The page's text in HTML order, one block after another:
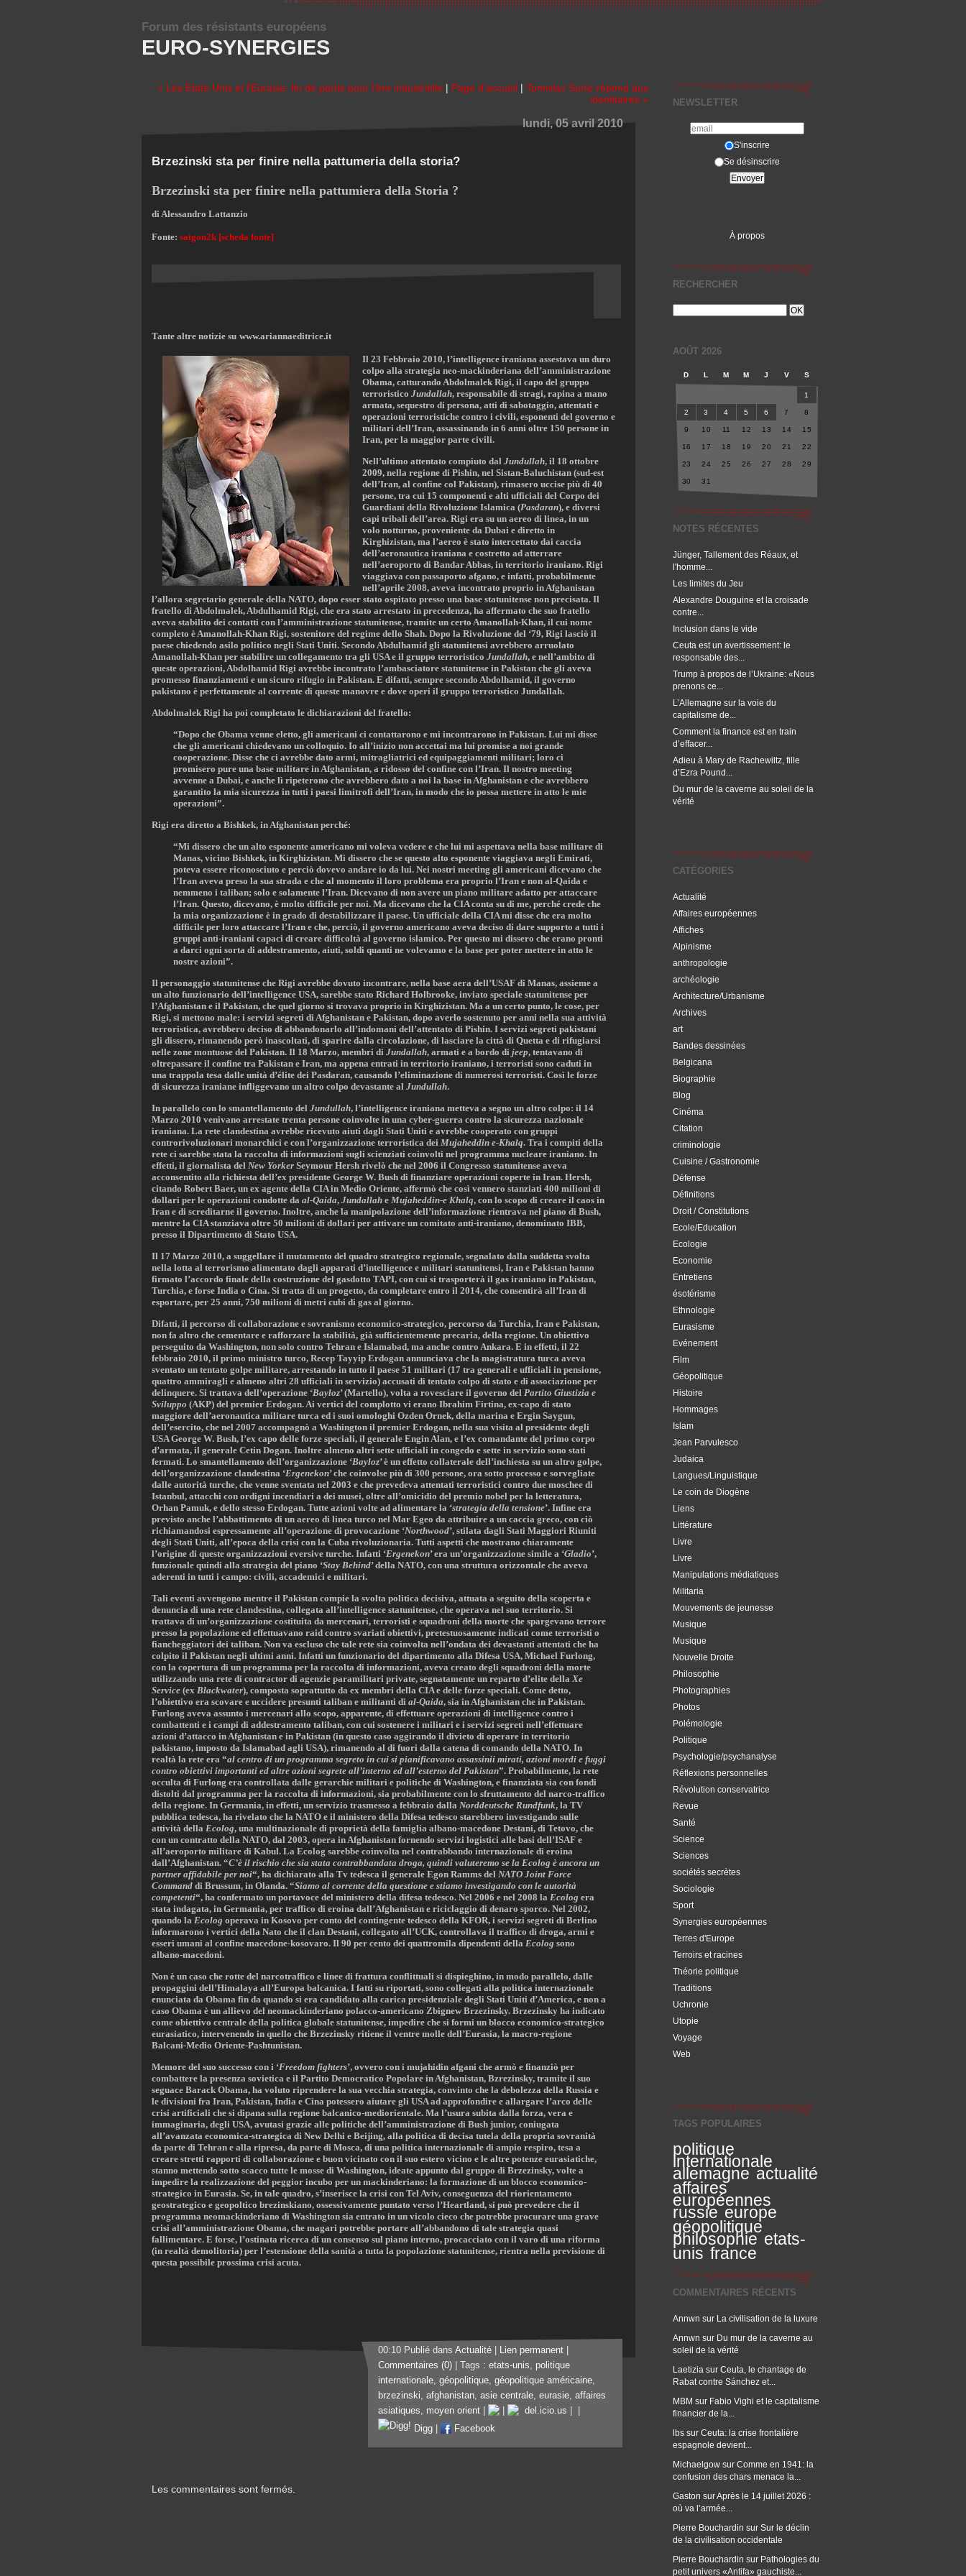
EURO-SYNERGIES
Forum des résistants européens
NEWSLETTER
S'inscrire
Se désinscrire
À propos
RECHERCHER
AOÛT 2026
D L M M J V S
1
2 3 4 5 6 7 8
9 10 11 12 13 14 15
16 17 18 19 20 21 22
23 24 25 26 27 28 29
30 31
NOTES RÉCENTES
Jünger, Tallement des Réaux, et
l'homme...
Les limites du Jeu
Alexandre Douguine et la croisade
contre...
Inclusion dans le vide
Ceuta est un avertissement: le
responsable des...
Trump à propos de l’Ukraine: «Nous
prenons ce...
L’Allemagne sur la voie du
capitalisme de...
Comment la finance est en train
d’effacer...
Adieu à Mary de Rachewiltz, fille
d’Ezra Pound...
Du mur de la caverne au soleil de la
vérité
CATÉGORIES
Actualité
Affaires européennes
Affiches
Alpinisme
anthropologie
archéologie
Architecture/Urbanisme
Archives
art
Bandes dessinées
Belgicana
Biographie
Blog
Cinéma
Citation
criminologie
Cuisine / Gastronomie
Défense
Définitions
Droit / Constitutions
Ecole/Education
Ecologie
Economie
Entretiens
ésotérisme
Ethnologie
Eurasisme
Evénement
Film
Géopolitique
Histoire
Hommages
Islam
Jean Parvulesco
Judaica
Langues/Linguistique
Le coin de Diogène
Liens
Littérature
Livre
Livre
Manipulations médiatiques
Militaria
Mouvements de jeunesse
Musique
Musique
Nouvelle Droite
Philosophie
Photographies
Photos
Polémologie
Politique
Psychologie/psychanalyse
Réflexions personnelles
Révolution conservatrice
Revue
Santé
Science
Sciences
sociétés secrètes
Sociologie
Sport
Synergies européennes
Terres d'Europe
Terroirs et racines
Théorie politique
Traditions
Uchronie
Utopie
Voyage
Web
TAGS POPULAIRES
politique
internationale
allemagne actualité
affaires
européennes
russie europe
géopolitique
philosophie etats-
unis france
COMMENTAIRES RÉCENTS
Annwn sur La civilisation de la luxure
Annwn sur Du mur de la caverne au
soleil de la vérité
Laetizia sur Ceuta, le chantage de
Rabat contre Sánchez et...
MBM sur Fabio Vighi et le capitalisme
financier de la...
lbs sur Ceuta: la crise frontalière
espagnole devient...
Michaelgow sur Comme en 1941: la
confusion des chars menace la...
Gaston surAprès le 14 juillet 2026 :
où va l’armée...
Pierre Bouchardin sur Sur le déclin
de la civilisation occidentale
Pierre Bouchardin sur Pathologies du
petit univers «Antifa» gauchiste...
« Les Etats-Unis et l'Eurasie: fin de partie pour l'ère industrielle | Page d'accueil | Tomislav Sunic répond aux
identitaires »
lundi, 05 avril 2010
Brzezinski sta per finire nella pattumeria della storia?
Brzezinski sta per finire nella pattumiera della Storia ?
di Alessandro Lattanzio
Fonte: saigon2k [scheda fonte]
Tante altre notizie su www.ariannaeditrice.it
Il 23 Febbraio 2010, l’intelligence iraniana assestava un duro
colpo alla strategia neo-mackinderiana dell’amministrazione
Obama, catturando Abdolmalek Rigi, il capo del gruppo
terroristicoJundallah, responsabile di stragi, rapina a mano
armata, sequestro di persona, atti di sabotaggio, attentati e
operazioni terroristiche contro i civili, esponenti del governo e
militari dell’Iran, assassinando in 6 anni oltre 150 persone in
Iran, per la maggior parte civili.
Nell’ultimo attentato compiuto dalJundullah, il 18 ottobre
2009, nella regione di Pishin, nel Sistan-Baluchistan (sud-est
dell’Iran, al confine col Pakistan), rimasero uccise più di 40
persone, tra cui 15 componenti e alti ufficiali del Corpo dei
Guardiani della Rivoluzione Islamica (Pasdaran), e diversi
capi tribali dell’area. Rigi era su un aereo di linea, in un
volo notturno, proveniente da Dubai e diretto in
Kirghizistan, ma l’aereo è stato intercettato dai caccia
dell’aeronautica iraniana e costretto ad atterrare
nell’aeroporto di Bandar Abbas, in territorio iraniano. Rigi
viaggiava con passaporto afgano, e infatti, probabilmente
nell’aprile 2008, aveva incontrato proprio in Afghanistan
l’allora segretario generale della NATO, dopo esser stato ospitato presso una base statunitense non precisata. Il
fratello di Abdolmalek, Abdulhamid Rigi, che era stato arrestato in precedenza, ha affermato che suo fratello
aveva stabilito dei contatti con l’amministrazione statunitense, tramite un certo Amanollah-Khan, il cui nome
completo è Amanollah-Khan Rigi, sostenitore del regime dello Shah. Dopo la Rivoluzione del ‘79, Rigi lasciò il
paese chiedendo asilo politico negli Stati Uniti. Secondo Abdulhamid gli statunitensi avrebbero arruolato
Amanollah-Khan per stabilire un collegamento tra gli USA e il gruppo terroristico Jundallah, e nell’ambito di
queste operazioni, Abdolhamid Rigi avrebbe incontrato l’ambasciatore statunitense in Pakistan che gli aveva
promesso finanziamenti e un sicuro rifugio in Pakistan. E difatti, sempre secondo Abdolhamid, il governo
pakistano è perfettamente al corrente di queste manovre e dove operi il gruppo terroristico Jundallah.
Abdolmalek Rigi ha poi completato le dichiarazioni del fratello:
“Dopo che Obama venne eletto, gli americani ci contattarono e mi incontrarono in Pakistan. Lui mi disse
che gli americani chiedevano un colloquio. Io all’inizio non accettai ma lui promise a noi grande
cooperazione. Disse che ci avrebbe dato armi, mitragliatrici ed equipaggiamenti militari; loro ci
promisero pure una base militare in Afghanistan, a ridosso del confine con l’Iran. Il nostro meeting
avvenne a Dubai, e anche lì ripeterono che avrebbero dato a noi la base in Afghanistan e che avrebbero
garantito la mia sicurezza in tutti i paesi limitrofi dell’Iran, in modo che io possa mettere in atto le mie
operazioni”.
Rigi era diretto a Bishkek, in Afghanistan perché:
“Mi dissero che un alto esponente americano mi voleva vedere e che lui mi aspettava nella base militare di
Manas, vicino Bishkek, in Kirghizistan. Mi dissero che se questo alto esponente viaggiava negli Emirati,
poteva essere riconosciuto e perciò dovevo andare io da lui. Nei nostri meeting gli americani dicevano che
l’Iran aveva preso la sua strada e che al momento il loro problema era proprio l’Iran e non al-Qaida e
nemmeno i taliban; solo e solamente l’Iran. Dicevano di non avere un piano militare adatto per attaccare
l’Iran. Questo, dicevano, è molto difficile per noi. Ma dicevano che la CIA conta su di me, perché crede che
la mia organizzazione è in grado di destabilizzare il paese. Un ufficiale della CIA mi disse che era molto
difficile per loro attaccare l’Iran e che, perciò, il governo americano aveva deciso di dare supporto a tutti i
gruppi anti-iraniani capaci di creare difficoltà al governo islamico. Per questo mi dissero che erano pronti
a darci ogni sorta di addestramento, aiuti, soldi quanti ne volevamo e la base per poter mettere in atto le
nostre azioni”.
Il personaggio statunitense che Rigi avrebbe dovuto incontrare, nella base aera dell’USAF di Manas, assieme a
un alto funzionario dell’intelligence USA, sarebbe stato Richard Holbrooke, inviato speciale statunitense per
l’Afghanistan e il Pakistan, che quel giorno si trovava proprio in Kirghizistan. Ma a un certo punto, le cose, per
Rigi, si mettono male: i servizi segreti di Afghanistan e Pakistan, dopo averlo sostenuto per anni nella sua attività
terroristica, avrebbero deciso di abbandonarlo all’indomani dell’attentato di Pishin. I servizi segreti pakistani
gli dissero, rimanendo però inascoltati, di sparire dalla circolazione, di lasciare la città di Quetta e di rifugiarsi
nelle zone montuose del Pakistan. Il 18 Marzo, membri di Jundallah, armati e a bordo di jeep, tentavano di
oltrepassare il confine tra Pakistan e Iran, ma appena entrati in territorio iraniano, i terroristi sono caduti in
una trappola tesa dalle unità d’élite dei Pasdaran, causando l’eliminazione di numerosi terroristi. Così le forze
di sicurezza iraniane infliggevano un altro colpo devastante al Jundullah.
In parallelo con lo smantellamento del Jundullah, l’intelligence iraniana metteva a segno un altro colpo: il 14
Marzo 2010 venivano arrestate trenta persone coinvolte in una cyber-guerra contro la sicurezza nazionale
iraniana. La rete clandestina avrebbe ricevuto aiuti dagli Stati Uniti e avrebbe cooperato con gruppi
controrivoluzionari monarchici e con l’organizzazione terroristica dei Mujaheddin e-Khalq. Tra i compiti della
rete ci sarebbe stata la raccolta di informazioni sugli scienziati coinvolti nel programma nucleare iraniano. In
effetti, il giornalista del New Yorker Seymour Hersh rivelò che nel 2006 il Congresso statunitense aveva
acconsentito alla richiesta dell’ex presidente George W. Bush di finanziare operazioni coperte in Iran. Hersh,
citando Robert Baer, un ex agente della CIA in Medio Oriente, affermò che così vennero stanziati 400 milioni di
dollari per le operazioni condotte da al-Qaida, Jundallah e Mujaheddin-e Khalq, con lo scopo di creare il caos in
Iran e di screditarne il governo. Inoltre, anche la manipolazione dell’informazione rientrava nel piano di Bush,
mentre la CIA stanziava oltre 50 milioni di dollari per attivare un comitato anti-iraniano, denominato IBB,
presso il Dipartimento di Stato USA.
Il 17 Marzo 2010, a suggellare il mutamento del quadro strategico regionale, segnalato dalla suddetta svolta
nella lotta al terrorismo alimentato dagli apparati d’intelligence e militari statunitensi, Iran e Pakistan hanno
firmato l’accordo finale della costruzione del gasdotto TAPI, con cui si trasporterà il gas iraniano in Pakistan,
Turchia, e forse India o Cina. Si tratta di un progetto, da completare entro il 2014, che consentirà all’Iran di
esportare, per 25 anni, 750 milioni di metri cubi di gas al giorno.
Difatti, il percorso di collaborazione e sovranismo economico-strategico, percorso da Turchia, Iran e Pakistan,
non fa altro che cementare e rafforzare la stabilità, già sufficientemente precaria, della regione. Un obiettivo
perseguito da Washington, non solo contro Tehran e Islamabad, ma anche contro Ankara. E in effetti, il 22
febbraio 2010, il primo ministro turco, Recep Tayyip Erdogan annunciava che la magistratura turca aveva
sventato un tentato golpe militare, arrestando in tutto il paese 51 militari (17 tra generali e ufficiali in pensione,
quattro ammiragli e almeno altri 28 ufficiali in servizio) accusati di tentato colpo di stato e di associazione per
delinquere. Si trattava dell’operazione ‘Bayloz’ (Martello), volta a rovesciare il governo del Partito Giustizia e
Sviluppo (AKP) del premier Erdogan. Ai vertici del complotto vi erano Ibrahim Firtina, ex-capo di stato
maggiore dell’aeronautica militare turca ed i suoi omologhi Ozden Ornek, della marina e Ergin Saygun,
dell’esercito, che nel 2007 accompagnò a Washington il premier Erdogan, nella sua visita al presidente degli
USA George W. Bush, l’ex capo delle forze speciali, il generale Engin Alan, e l’ex comandante del primo corpo
d’armata, il generale Cetin Dogan. Inoltre almeno altri sette ufficiali in congedo e sette in servizio sono stati
fermati. Lo smantellamento dell’organizzazione ‘Bayloz’ è un effetto collaterale dell’inchiesta su un altro golpe,
dell’organizzazione clandestina ‘Ergenekon’ che coinvolse più di 300 persone, ora sotto processo e sorvegliate
dalle autorità turche, che venne sventata nel 2003 e che prevedeva attentati terroristici contro due moschee di
Istanbul, attacchi con ordigni incendiari a dei musei, oltre all’omicidio del premio nobel per la letteratura,
Orhan Pamuk, e dello stesso Erdogan. Tutte azioni volte ad alimentare la ‘strategia della tensione’. Infine era
previsto anche l’abbattimento di un aereo di linea turco nel Mar Egeo da attribuire a un caccia greco, con ciò
richiamandosi espressamente all’operazione di provocazione ‘Northwood’, stilata dagli Stati Maggiori Riuniti
degli Stati Uniti, all’epoca della crisi con la Cuba rivoluzionaria. Tutti aspetti che mostrano chiaramente
l’origine di queste organizzazioni eversive turche. Infatti ‘Ergenekon’ era un’organizzazione simile a ‘Gladio’,
funzionale quindi alla strategia del piano ‘Stay Behind’ della NATO, con una struttura orizzontale che aveva
aderenti in tutti i campo: civili, accademici e militari.
Tali eventi avvengono mentre il Pakistan compie la svolta politica decisiva, attuata a seguito della scoperta e
denuncia di una rete clandestina, collegata all’intelligence statunitense, che operava nel suo territorio. Si
trattava di un’organizzazione costituita da mercenari, terroristi e squadroni della morte che spargevano terrore
presso la popolazione ed effettuavano raid contro svariati obiettivi, pretestuosamente indicati come terroristi o
fiancheggiatori dei taliban. Non va escluso che tale rete sia coinvolta nell’ondata dei devastanti attentati che ha
colpito il Pakistan negli ultimi anni. Infatti un funzionario del dipartimento alla Difesa USA, Michael Furlong,
con la copertura di un programma per la raccolta di informazioni, aveva creato degli squadroni della morte
utilizzando una rete di contractor di agenzie paramilitari private, segnatamente un reparto d’elite della Xe
Service (ex Blackwater), composta soprattutto da ex membri della CIA e delle forze speciali. Come detto,
l’obiettivo era scovare e uccidere presunti taliban e militanti di al-Qaida, sia in Afghanistan che in Pakistan.
Furlong aveva assunto i mercenari allo scopo, apparente, di effettuare operazioni di intelligence contro i
combattenti e i campi di addestramento taliban, con cui sostenere i militari e i servizi segreti nell’effettuare
azioni d’attacco in Afghanistan e in Pakistan (in questo caso aggirando il divieto di operare in territorio
pakistano, imposto da Islamabad agli USA), rimanendo al di fuori dalla catena di comando della NATO. In
realtà la rete era “al centro di un programma segreto in cui si pianificavano assassinii mirati, azioni mordi e fuggi
contro obiettivi importanti ed altre azioni segrete all’interno ed all’esterno del Pakistan”. Probabilmente, la rete
occulta di Furlong era controllata dalle gerarchie militari e politiche di Washington, e finanziata sia con fondi
distolti dal programma per la raccolta di informazioni, sia probabilmente con lo sfruttamento del narco-traffico
della regione. In Germania, in effetti, un servizio trasmesso a febbraio dalla Norddeutsche Rundfunk, la TV
pubblica tedesca, ha rivelato che la NATO e il ministero della Difesa tedesco starebbero investigando sulle
attività della Ecolog, una multinazionale di proprietà della famiglia albano-macedone Destani, di Tetovo, che
con un contratto della NATO, dal 2003, opera in Afghanistan fornendo servizi logistici alle basi dell’ISAF e
all’aeroporto militare di Kabul. La Ecolog sarebbe coinvolta nel contrabbando internazionale di eroina
dall’Afghanistan. “C’è il rischio che sia stata contrabbandata droga, quindi valuteremo se la Ecolog è ancora un
partner affidabile per noi“, ha dichiarato alla Tv tedesca il generale Egon Ramms del NATO Joint Force
Command di Brussum, in Olanda. “Siamo al corrente della questione e stiamo investigando con le autorità
competenti“, ha confermato un portavoce del ministero della difesa tedesco. Nel 2006 e nel 2008 la Ecolog era
stata indagata, in Germania, per traffico di eroina dall’Afghanistan e riciclaggio di denaro sporco. Nel 2002,
quando la Ecolog operava in Kosovo per conto del contingente tedesco della KFOR, i servizi segreti di Berlino
informarono i vertici della Nato che il clan Destani, collegato all’UCK, controllava il traffico di droga, armi e
esseri umani al confine macedone-kosovaro. Il 90 per cento dei quattromila dipendenti della Ecolog sono
albano-macedoni.
Non è un caso che rotte del narcotraffico e linee di frattura conflittuali si dispieghino, in modo parallelo, dalle
propaggini dell’Himalaya all’Europa balcanica. I fatti su riportati, sono collegati alla politica internazionale
enunciata da Obama fin da quando si era candidato alla carica presidenziale degli Stati Uniti d’America, e non a
caso Obama è un allievo del neomackinderiano polacco-americano Zbignew Brzezinsky. Brzezinsky ha indicato
come obiettivo centrale della politica globale statunitense, impedire che si formi un blocco economico-strategico
eurasiatico, intervenendo in quello che Brzezinsky ritiene il ventre molle dell’Eurasia, la macro-regione
Balcani-Medio Oriente-Pashtunistan.
Memore del suo successo con i ‘Freedom fighters’, ovvero con i mujahidin afgani che armò e finanziò per
combattere la presenza sovietica e il Partito Democratico Popolare in Afghanistan, Bzrezinsky, tramite il suo
seguace Barack Obama, ha voluto riprendere la sua vecchia strategia, convinto che la debolezza della Russia e
le divisioni fra Iran, Pakistan, India e Cina potessero aiutare gli USA ad approfondire e allargare l’arco delle
crisi artificiali che si dipana sulla regione balcanico-mediorientale. Ma l’usura subita dalla forza, vera e
immaginaria, degli USA, avutasi grazie alle politiche dell’amministrazione di Bush junior, coniugata
all’avanzata economica-strategica di New Delhi e Beijing, alla politica di decisa tutela della propria sovranità
da parte di Tehran e alla ripresa, da parte di Mosca, di una politica internazionale di ampio respiro, tesa a
creare stretti rapporti di collaborazione e buon vicinato con il suo estero vicino e le altre potenze eurasiatiche,
stanno mettendo sotto scacco tutte le mosse di Washington, ideate appunto dal gruppo di Brzezinsky, volte a
impedire la realizzazione del peggior incubo per un mackinderiano: la formazione di un blocco economico-
strategico in Eurasia. Se, in tale quadro, s’inserisce la crisi con Tel Aviv, conseguenza del riorientamento
geostrategico e geopoltico brezinskiano, ossessivamente puntato verso l’Heartland, si può prevedere che il
programma neomackinderiano di Washington sia entrato in un vicolo cieco che potrebbe procurare una grave
crisi all’amministrazione Obama, che magari potrebbe portare all’abbandono di tale strategia quasi
fallimentare. E forse, l’ostinata ricerca di un consenso sul piano interno, procacciato con il varo di una riforma
(in realtà demolitoria) per l’estensione della sanità a tutta la popolazione statunitense, rientra nella previsione di
questa possibile prossima crisi acuta.
00:10 Publié dans Actualité Lien permanent
Commentaires (0) | Tags : etats-unis, politique
internationale, géopolitique, géopolitique américaine,
brzezinski, afghanistan, asie centrale, eurasie, affaires
asiatiques, moyen orient del.icio.us
Digg
Facebook
Les commentaires sont fermés.